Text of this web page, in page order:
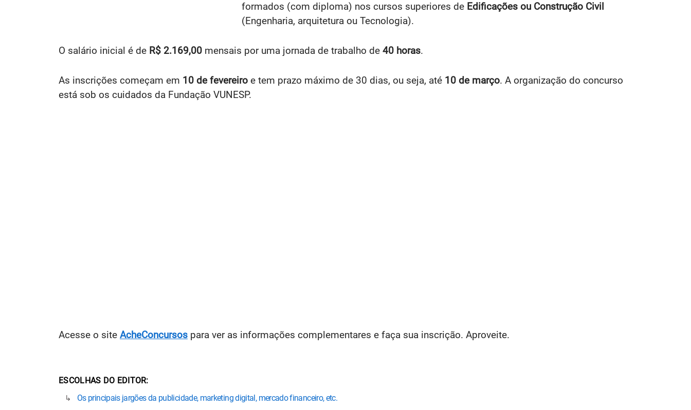
formados (com diploma) nos cursos superiores de Edificações ou Construção Civil
(Engenharia, arquitetura ou Tecnologia).
O salário inicial é de R$ 2.169,00 mensais por uma jornada de trabalho de 40 horas.
As inscrições começam em 10 de fevereiro e tem prazo máximo de 30 dias, ou seja, até 10 de março. A organização do concurso
está sob os cuidados da Fundação VUNESP.
Acesse o site AcheConcursos para ver as informações complementares e faça sua inscrição. Aproveite.
ESCOLHAS DO EDITOR
Os principais jargões da publicidade, marketing digital, mercado financeiro, etc.